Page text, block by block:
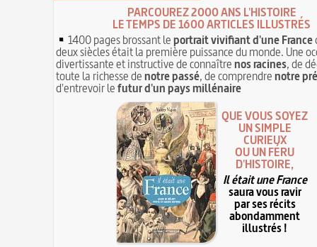
PARCOUREZ 2000 ANS L'HISTOIRE
LE TEMPS DE 1600 ARTICLES ILLUSTRÉS
1400 pages brossant leportrait vivifiant d'une France
deux siècles était la première puissance du monde. Une
divertissante et instructive de connaîtrenos racines, de
toute la richesse denotre passé, de comprendrenotre
d'entrevoir lefutur d'un pays millénaire
QUE VOUS SOYEZ
UN SIMPLE
CURIEUX
OU UN FÉRU
D'HISTOIRE,
Il était une France
saura vous ravir
par ses récits
abondamment
illustrés !